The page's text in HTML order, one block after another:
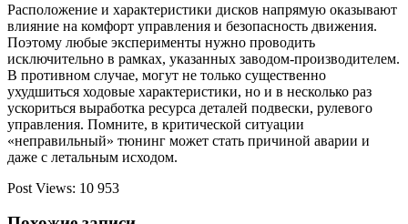
Расположение и характеристики дисков напрямую оказывают
влияние на комфорт управления и безопасность движения.
Поэтому любые эксперименты нужно проводить
исключительно в рамках, указанных заводом-производителем.
В противном случае, могут не только существенно
ухудшиться ходовые характеристики, но и в несколько раз
ускориться выработка ресурса деталей подвески, рулевого
управления. Помните, в критической ситуации
«неправильный» тюнинг может стать причиной аварии и
даже с летальным исходом.
Post Views: 10 953